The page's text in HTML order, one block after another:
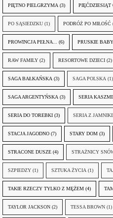
PIĘTNO PIELGRZYMA (3) PIĘĆDZIESIĄT
PO SĄSIEDZKU (1) PODRÓŻ PO MIŁOŚĆ
PROWINCJA PEŁNA... (6) PRUSKIE BABY
RAW FAMILY (2) RESORTOWE DZIECI (2)
SAGA BAŁKAŃSKA (3) SAGA POLSKA (1)
SAGA ARGENTYŃSKA (3) SERIA
SERIA DO TOREBKI (3) SERIA Z
STACJA JAGODNO (7) STARY DOM (3)
STRACONE DUSZE (4) STRAŻNICY
SZPIEDZY (1) SZTUKA ŻYCIA (1)
TAKIE RZECZY TYLKO Z MĘŻEM (4)
TAYLOR JACKSON (2) TESSA BROWN (1)